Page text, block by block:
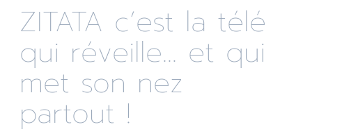
ZITATA c’est la télé
qui réveille... et qui
met son nez
partout !